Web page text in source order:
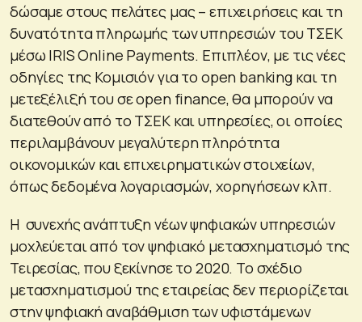
δώσαμε στους πελάτες μας – επιχειρήσεις και τη
δυνατότητα πληρωμής των υπηρεσιών του ΤΣΕΚ
μέσω IRIS Online Payments. Επιπλέον, με τις νέες
οδηγίες της Κομισιόν για το open banking και τη
μετεξέλιξή του σε open finance, θα μπορούν να
διατεθούν από το ΤΣΕΚ και υπηρεσίες, οι οποίες
περιλαμβάνουν μεγαλύτερη πληρότητα
οικονομικών και επιχειρηματικών στοιχείων,
όπως δεδομένα λογαριασμών, χορηγήσεων κλπ.
Η συνεχής ανάπτυξη νέων ψηφιακών υπηρεσιών
μοχλεύεται από τον ψηφιακό μετασχηματισμό της
Τειρεσίας, που ξεκίνησε το 2020. Το σχέδιο
μετασχηματισμού της εταιρείας δεν περιορίζεται
στην ψηφιακή αναβάθμιση των υφιστάμενων